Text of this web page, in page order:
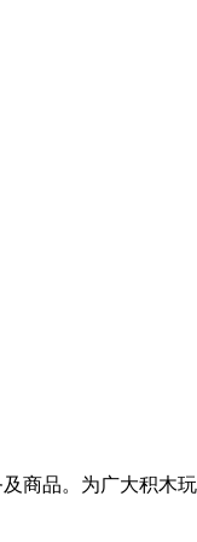
商品。为广大积木